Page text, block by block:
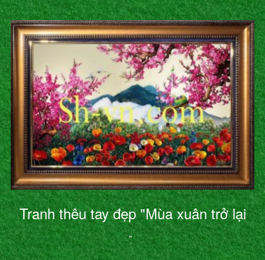
Tranh thêu tay đẹp "Mùa xuân trở lại
"